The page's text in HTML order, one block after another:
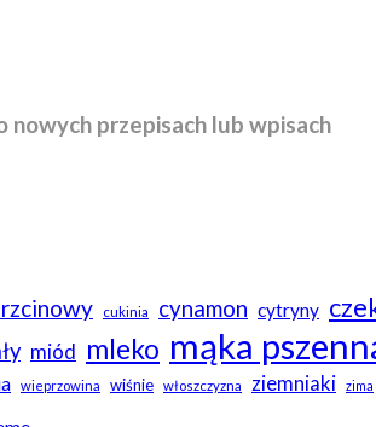
przepisach lub wpisach
cukinia cynamon cytryny
miód mleko mąka
wieprzowina wiśnie włoszczyzna ziemniaki zima